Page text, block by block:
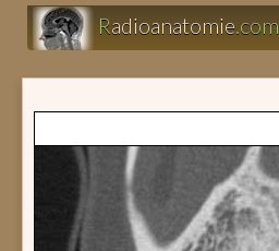
Radioanatomie.com
Atlas d'anatomie
Présentations
Clairance